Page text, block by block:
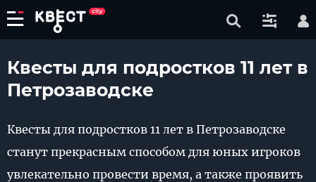
Квесты для подростков 11 лет в
Петрозаводске
Квесты для подростков 11 лет в Петрозаводске
станут прекрасным способом для юных игроков
увлекательно провести время, а также проявить